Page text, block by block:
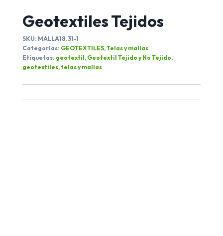
Geotextiles Tejidos
SKU: MALLA18.31-1
Categorías: GEOTEXTILES,Telas y mallas
Etiquetas: geotextil, Geotextil Tejido y No Tejido,
geotextiles,telas y mallas